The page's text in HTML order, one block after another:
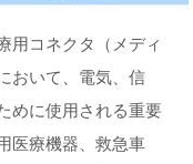
用コネクタ（メディ
おいて、電気、信
めに使用される重要
医療機器、救急車